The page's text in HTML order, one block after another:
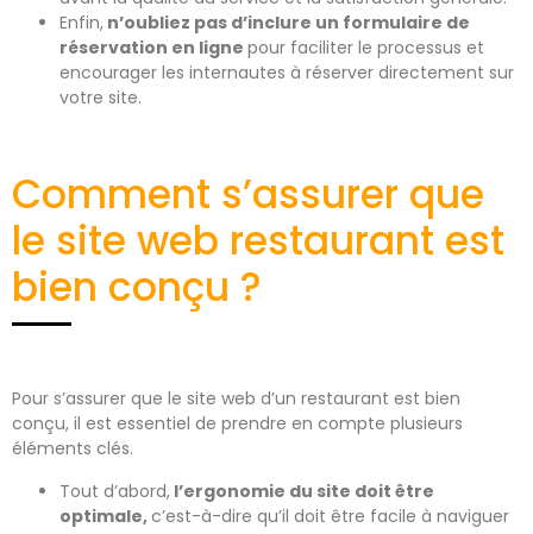
Enfin, n’oubliez pas d’inclure un formulaire de
réservation en ligne pour faciliter le processus et
encourager les internautes à réserver directement sur
votre site.
Comment s’assurer que
le site web restaurant est
bien conçu ?
Pour s’assurer que le site web d’un restaurant est bien
conçu, il est essentiel de prendre en compte plusieurs
éléments clés.
Tout d’abord, l’ergonomie du site doit être
optimale,c’est-à-dire qu’il doit être facile à naviguer